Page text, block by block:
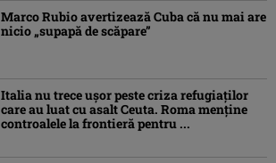
Marco Rubio avertizează Cuba că nu mai are
nicio „supapă de scăpare”
Italia nu trece ușor peste criza refugiaților
care au luat cu asalt Ceuta. Roma menține
controalele la frontieră pentru ...